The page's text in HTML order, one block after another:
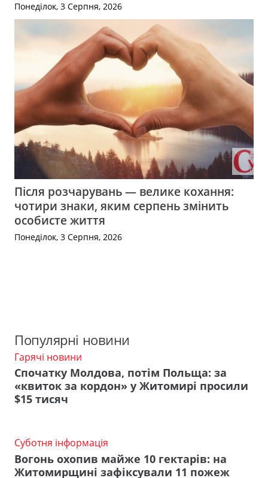
Понеділок, 3 Серпня, 2026
Після розчарувань — велике кохання:
чотири знаки, яким серпень змінить
особисте життя
Понеділок, 3 Серпня, 2026
Популярні новини
Гарячі новини
Спочатку Молдова, потім Польща: за
«квиток за кордон» у Житомирі просили
$15 тисяч
Суботня інформація
Вогонь охопив майже 10 гектарів: на
Житомирщині зафіксували 11 пожеж